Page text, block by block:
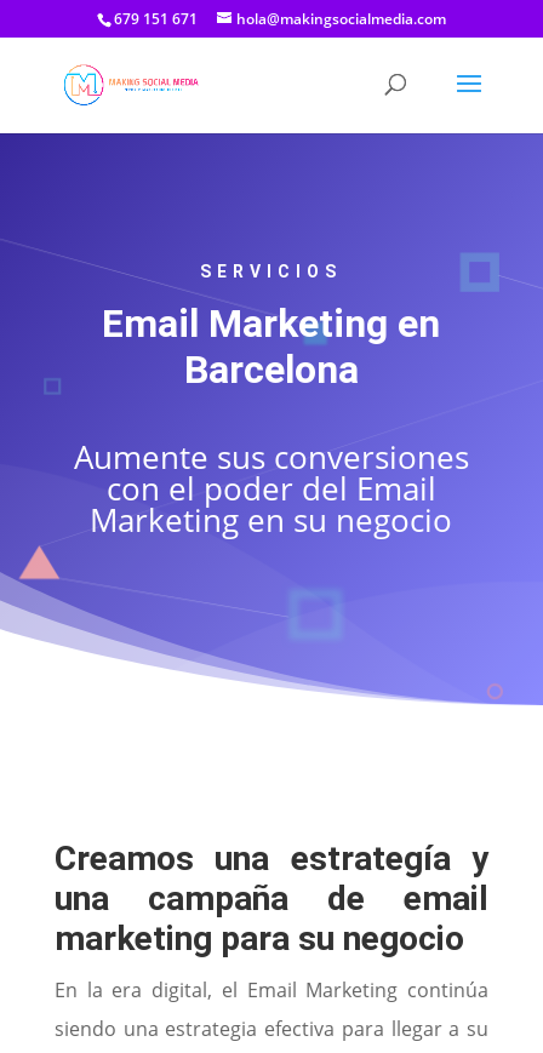
679 151 671 hola@makingsocialmedia.com
SERVICIOS
Email Marketing en
Barcelona
Aumente sus conversiones
con el poder del Email
Marketing en su negocio
Creamos una estrategía y
una campaña de email
marketing para su negocio
En la era digital, el Email Marketing continúa
siendo una estrategia efectiva para llegar a su